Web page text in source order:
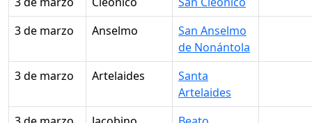
3 de marzo
Anselmo
San Anselmo
de Nonántola
3 de marzo
Artelaides
Santa
Artelaides